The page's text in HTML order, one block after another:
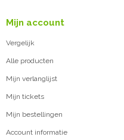
Mijn account
Vergelijk
Alle producten
Mijn verlanglijst
Mijn tickets
Mijn bestellingen
Account informatie